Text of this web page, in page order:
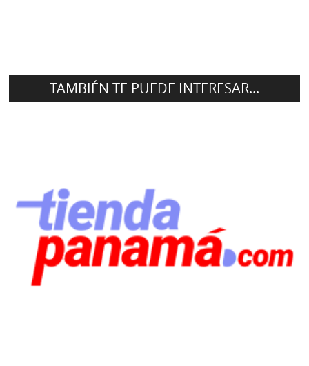
TAMBIÉN TE PUEDE INTERESAR...